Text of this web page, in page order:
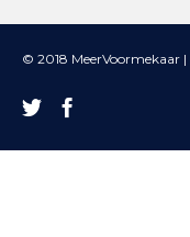
© 2018 MeerVoormekaar |